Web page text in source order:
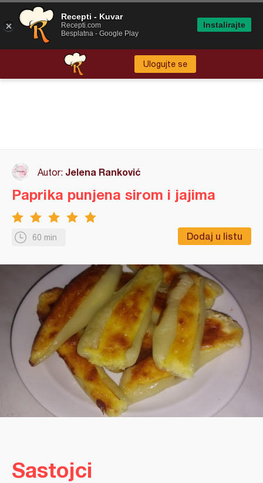
Ulogujte se
Autor: Jelena Ranković
60 min Dodaj u listu
Paprika punjena sirom i jajima
Sastojci
Recepti - Kuvar
Recepti.com
Besplatna - Google Play
Instalirajte